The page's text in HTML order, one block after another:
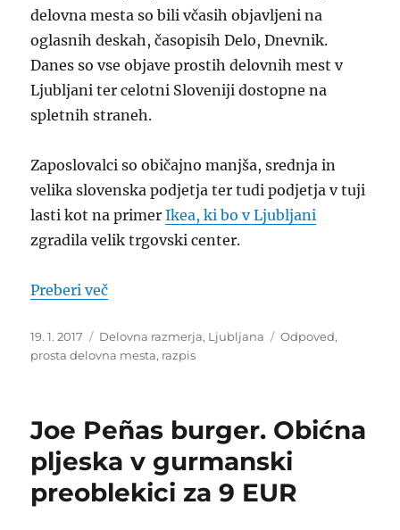
delovna mesta so bili včasih objavljeni na
oglasnih deskah, časopisih Delo, Dnevnik.
Danes so vse objave prostih delovnih mest v
Ljubljani ter celotni Sloveniji dostopne na
spletnih straneh.
Zaposlovalci so običajno manjša, srednja in
velika slovenska podjetja ter tudi podjetja v tuji
lasti kot na primerIkea, ki bo v Ljubljani
zgradila velik trgovski center.
Preberi več“Prosta delovna mesta v Ljubljani –
Objavljeno
dne
19. 1. 2017 Kategorije
Delovna razmerja, Ljubljana Oznake
Odpoved,
prosta delovna mesta, razpis
Joe Peñas burger. Obićna
pljeska v gurmanski
preoblekici za 9 EUR